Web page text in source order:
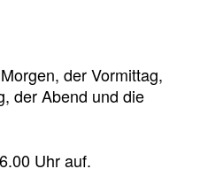
der Vormittag,
der Abend und die
Uhr auf.